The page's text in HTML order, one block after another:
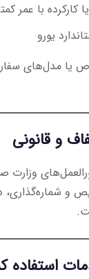
با عمر کمتر از ۳
یورو
یا مدل‌های
و قانونی
و شماره‌گذاری،
استفاده